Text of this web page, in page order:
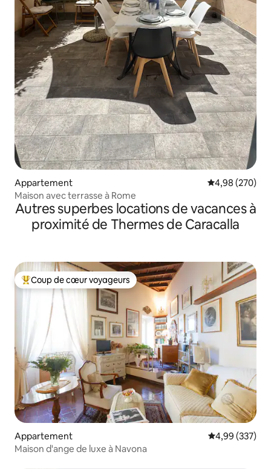
Appartement Évaluation
4,98 (270)
Maison avec terrasse à Rome
Autres superbes locations de vacances à
proximité de Thermes de Caracalla
Coups de cœur voyageurs les plus appréciés
Coup de cœur voyageurs
Appartement Évaluation
4,99 (337)
Maison d'ange de luxe à Navona